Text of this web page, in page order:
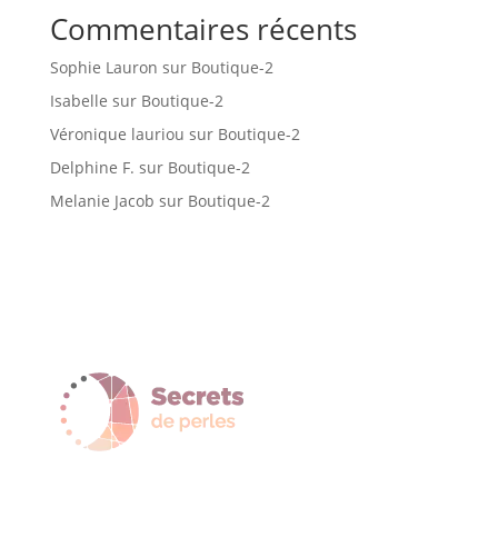
Commentaires récents
Sophie Lauron sur Boutique-2
Isabelle sur Boutique-2
Véronique lauriou sur Boutique-2
Delphine F. sur Boutique-2
Melanie Jacob sur Boutique-2